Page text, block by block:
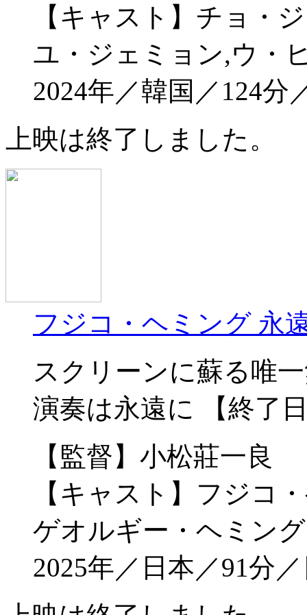
【キャスト】チョ・
ユ・ジェミョン,ウ・
2024年／韓国／124分
上映は終了しました。
フジコ・ヘミング 永
スクリーンに蘇る唯
演奏は永遠に 【終了
【監督】小松莊一良
【キャスト】フジコ
ゲオルギー・ヘミング
2025年／日本／91分